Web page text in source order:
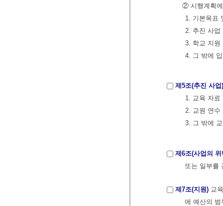
② 시행계획
1. 기본목표
2. 추진 사업
3. 학교 지
4. 그 밖에
제5조(추진 사업)
1. 교육 자료
2. 교원 연수
3. 그 밖에
제6조(사업의 위
또는 일부를
제7조(지원) 교
에 예산의